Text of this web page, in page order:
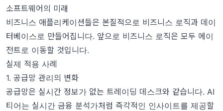
소프트웨어의 미래
비즈니스 애플리케이션들은 본질적으로 비즈니스 로직과 데이
터베이스로 만들어집니다. 앞으로 비즈니스 로직은 모두 에이
전트로 이동할 것입니다.
실제 적용 사례
1. 공급망 관리의 변화
공급망은 실시간 정보가 없는 트레이딩 데스크와 같습니다. AI
티어는 실시간 금융 분석가처럼 즉각적인 인사이트를 제공할